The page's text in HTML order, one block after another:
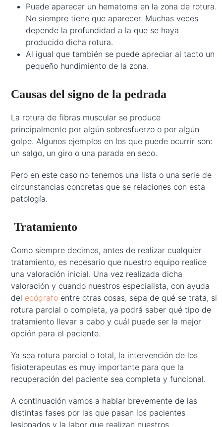
Puede aparecer un hematoma en la zona de rotura.
No siempre tiene que aparecer. Muchas veces
depende la profundidad a la que se haya
producido dicha rotura.
Al igual que también se puede apreciar al tacto un
pequeño hundimiento de la zona.
Causas del signo de la pedrada
La rotura de fibras muscular se produce
principalmente por algún sobresfuerzo o por algún
golpe. Algunos ejemplos en los que puede ocurrir son:
un salgo, un giro o una parada en seco.
Pero en este caso no tenemos una lista o una serie de
circunstancias concretas que se relaciones con esta
patología.
Tratamiento
Como siempre decimos, antes de realizar cualquier
tratamiento, es necesario que nuestro equipo realice
una valoración inicial. Una vez realizada dicha
valoración y cuando nuestros especialista, con ayuda
del ecógrafo entre otras cosas, sepa de qué se trata, si
rotura parcial o completa, ya podrá saber qué tipo de
tratamiento llevar a cabo y cuál puede ser la mejor
opción para el paciente.
Ya sea rotura parcial o total, la intervención de los
fisioterapeutas es muy importante para que la
recuperación del paciente sea completa y funcional.
A continuación vamos a hablar brevemente de las
distintas fases por las que pasan los pacientes
lesionados y la labor que realizan nuestros